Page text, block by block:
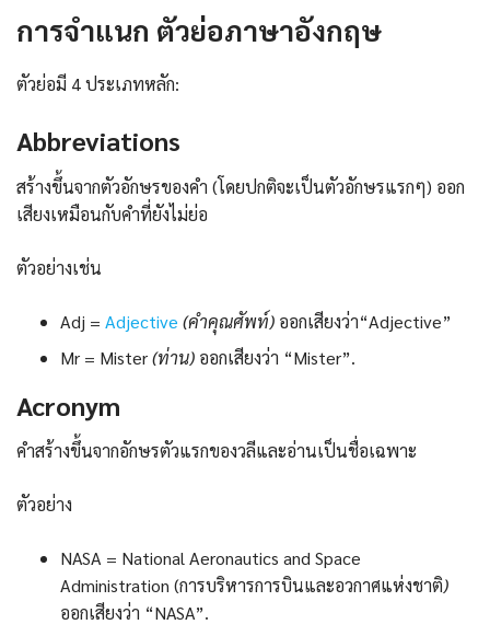
การจำแนก ตัวย่อภาษาอังกฤษ
ตัวย่อมี 4 ประเภทหลัก:
Abbreviations
สร้างขึ้นจากตัวอักษรของคำ (โดยปกติจะเป็นตัวอักษรแรกๆ) ออก
เสียงเหมือนกับคำที่ยังไม่ย่อ
ตัวอย่างเช่น
Adj = Adjective (คำคุณศัพท์) ออกเสียงว่า“Adjective”
Mr = Mister(ท่าน) ออกเสียงว่า “Mister”.
Acronym
คำสร้างขึ้นจากอักษรตัวแรกของวลีและอ่านเป็นชื่อเฉพาะ
ตัวอย่าง
NASA = National Aeronautics and Space
Administration (การบริหารการบินและอวกาศแห่งชาติ)
ออกเสียงว่า “NASA”.